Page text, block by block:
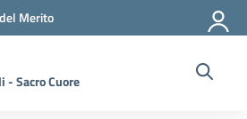
Merito
- Sacro Cuore